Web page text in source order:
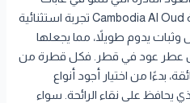
كمبوديا القديمة. تقدم لكم علامة Cambodia Al Oud تجربة استثنائية
وثبات يدوم طويلاً، مما يجعلها
عطر عود في قطر. فكل قطرة من
بدءًا من اختيار أجود أنواع
يحافظ على نقاء الرائحة. سواء